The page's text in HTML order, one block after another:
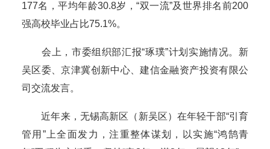
177名，平均年龄30.8岁，“双一流”及世界排名前200
强高校毕业占比75.1%。
会上，市委组织部汇报“琢璞”计划实施情况。新
吴区委、京津冀创新中心、建信金融资产投资有限公
司交流发言。
近年来，无锡高新区（新吴区）在年轻干部“引育
管用”上全面发力，注重整体谋划，以实施“鸿鹄青